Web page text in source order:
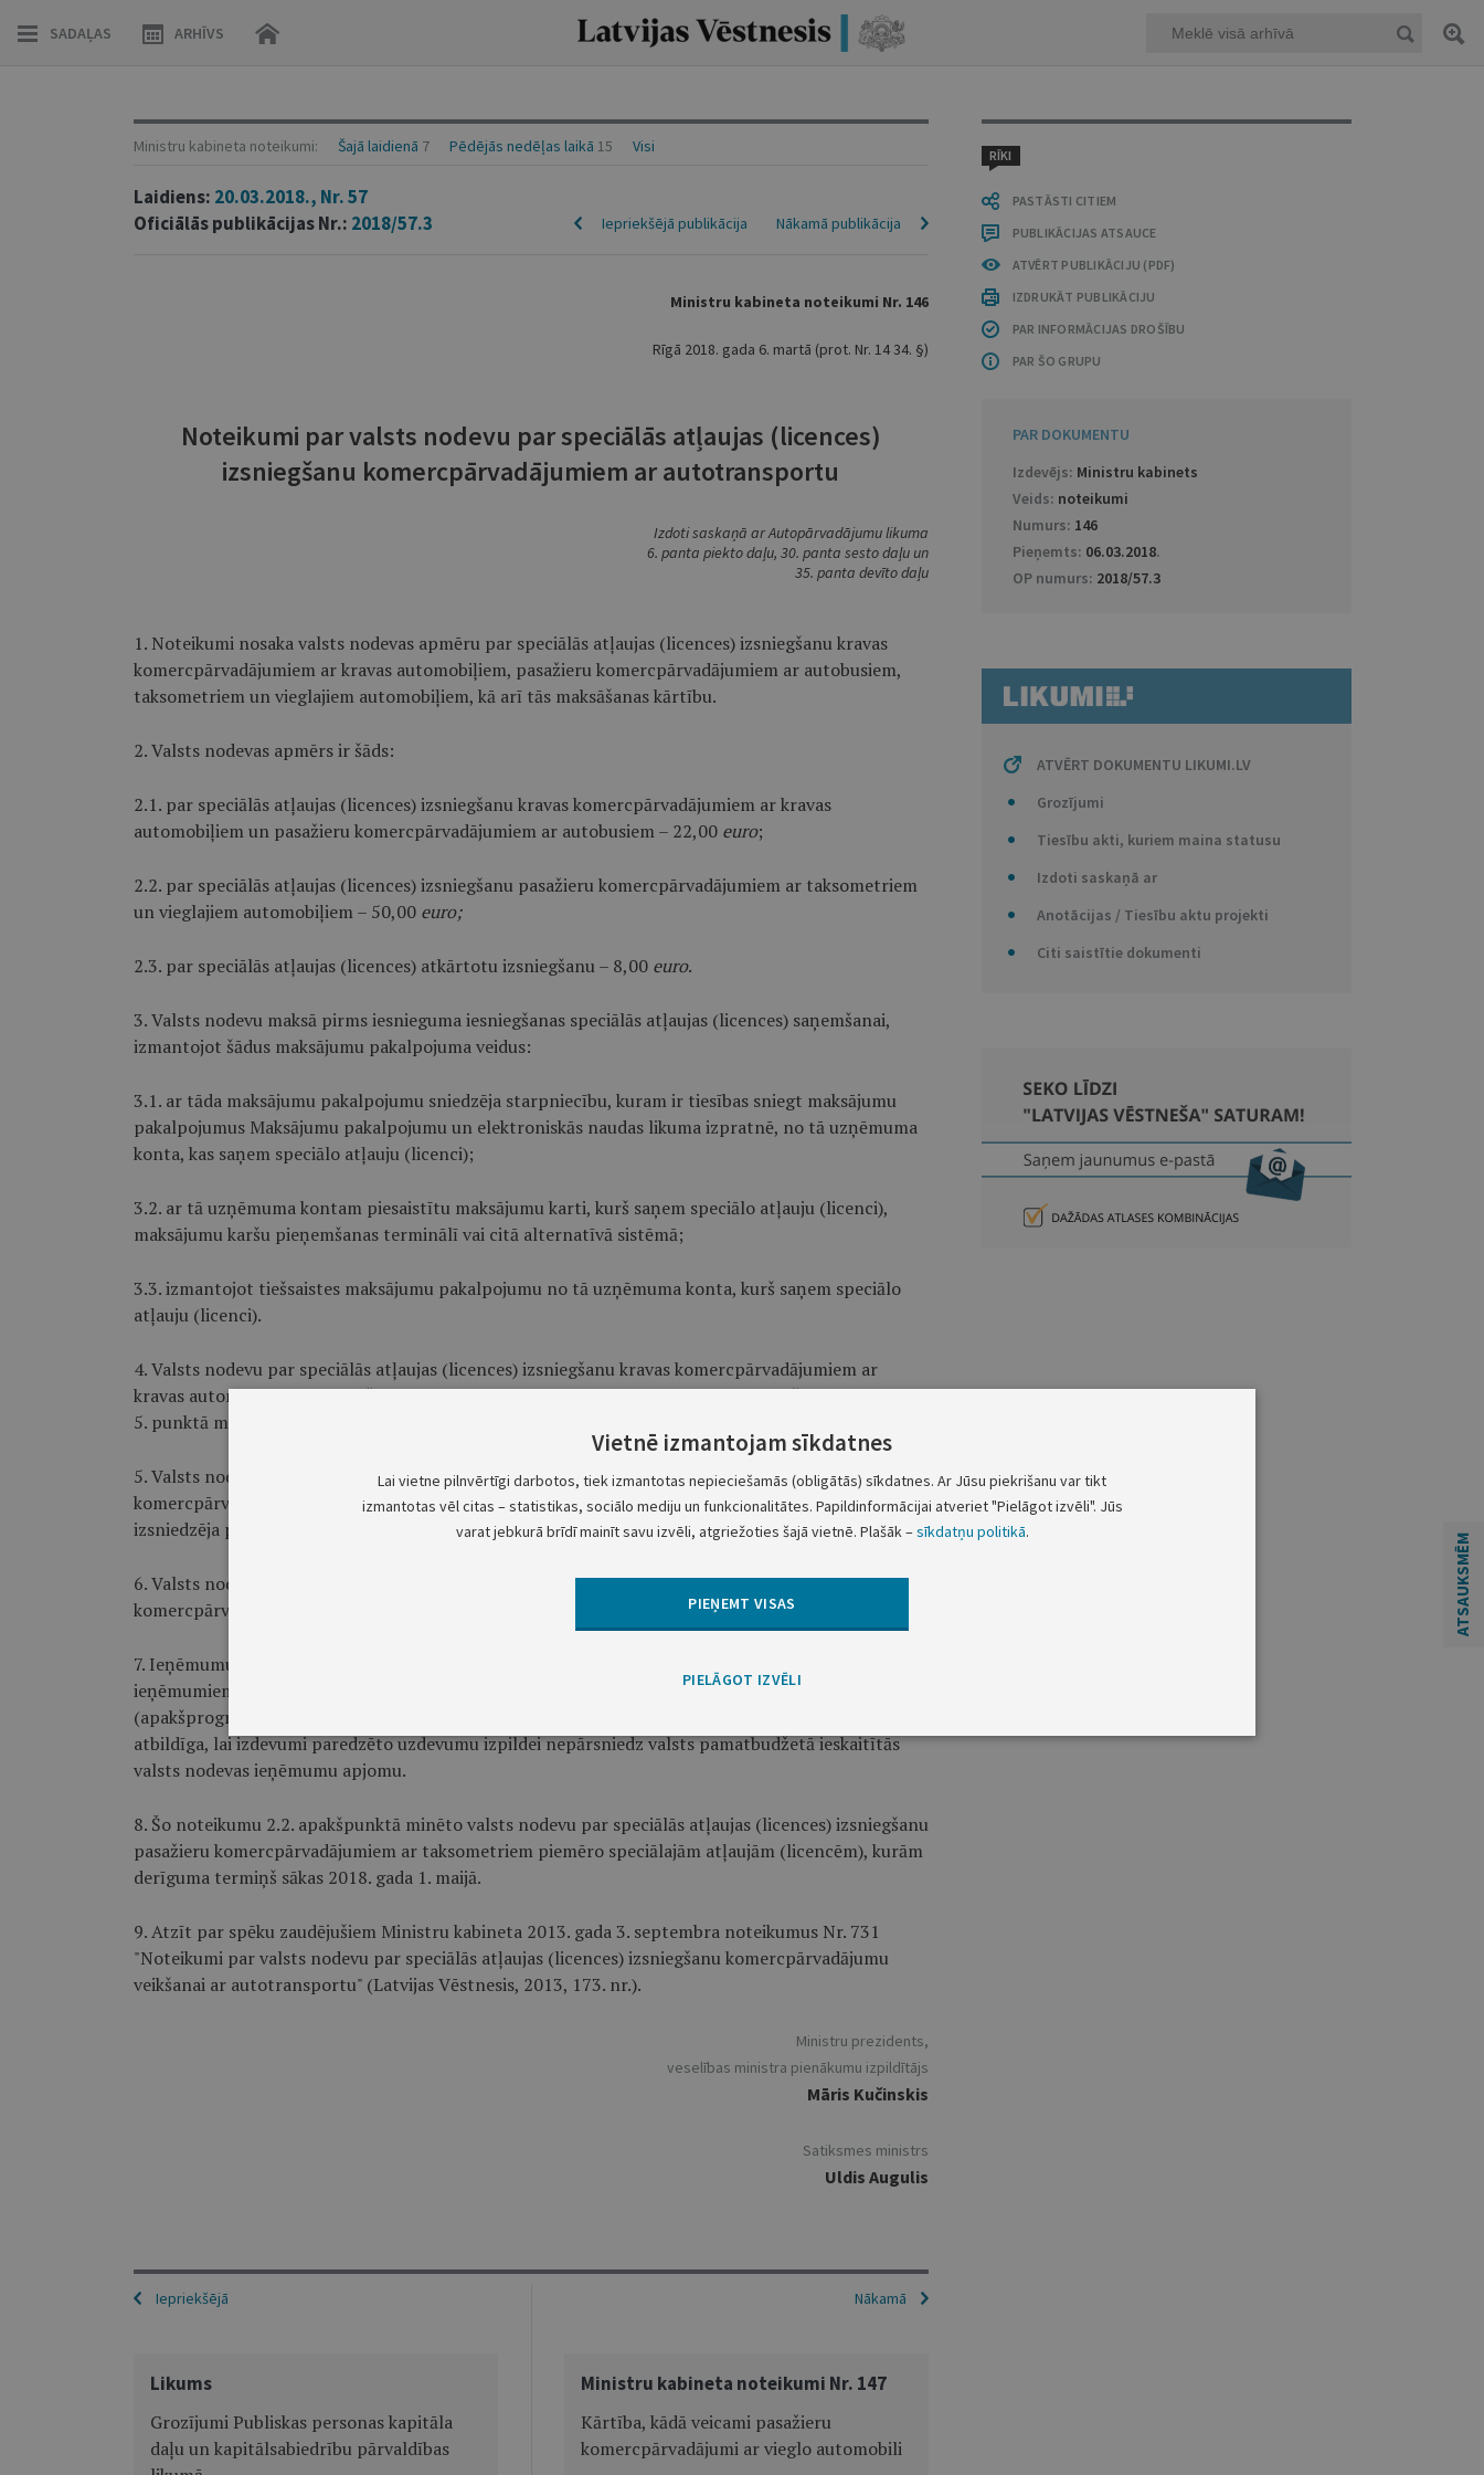
SADAĻAS ARHĪVS
RĪKI
PASTĀSTI CITIEM
PUBLIKĀCIJAS ATSAUCE
ATVĒRT PUBLIKĀCIJU (PDF)
IZDRUKĀT PUBLIKĀCIJU
PAR INFORMĀCIJAS DROŠĪBU
PAR ŠO GRUPU
PAR DOKUMENTU
Izdevējs: Ministru kabinets
Veids: noteikumi
Numurs: 146
Pieņemts: 06.03.2018.
OP numurs: 2018/57.3
ATVĒRT DOKUMENTU LIKUMI.LV
Grozījumi
Tiesību akti, kuriem maina statusu
Izdoti saskaņā ar
Anotācijas / Tiesību aktu projekti
Citi saistītie dokumenti
Ministru kabineta noteikumi: Šajā laidienā 7 Pēdējās nedēļas laikā 15 Visi
Laidiens: 20.03.2018., Nr. 57
Oficiālās publikācijas Nr.: 2018/57.3 Nākamā publikācija
Iepriekšējā publikācija
Ministru kabineta noteikumi Nr. 146
Rīgā 2018. gada 6. martā (prot. Nr. 14 34. §)
Noteikumi par valsts nodevu par speciālās atļaujas (licences)
izsniegšanu komercpārvadājumiem ar autotransportu
Izdoti saskaņā ar Autopārvadājumu likuma
6. panta piekto daļu, 30. panta sesto daļu un
35. panta devīto daļu
1. Noteikumi nosaka valsts nodevas apmēru par speciālās atļaujas (licences) izsniegšanu kravas
komercpārvadājumiem ar kravas automobiļiem, pasažieru komercpārvadājumiem ar autobusiem,
taksometriem un vieglajiem automobiļiem, kā arī tās maksāšanas kārtību.
2. Valsts nodevas apmērs ir šāds:
2.1. par speciālās atļaujas (licences) izsniegšanu kravas komercpārvadājumiem ar kravas
automobiļiem un pasažieru komercpārvadājumiem ar autobusiem – 22,00 euro;
2.2. par speciālās atļaujas (licences) izsniegšanu pasažieru komercpārvadājumiem ar taksometriem
un vieglajiem automobiļiem – 50,00 euro;
2.3. par speciālās atļaujas (licences) atkārtotu izsniegšanu – 8,00 euro.
3. Valsts nodevu maksā pirms iesnieguma iesniegšanas speciālās atļaujas (licences) saņemšanai,
izmantojot šādus maksājumu pakalpojuma veidus:
3.1. ar tāda maksājumu pakalpojumu sniedzēja starpniecību, kuram ir tiesības sniegt maksājumu
pakalpojumus Maksājumu pakalpojumu un elektroniskās naudas likuma izpratnē, no tā uzņēmuma
konta, kas saņem speciālo atļauju (licenci);
3.2. ar tā uzņēmuma kontam piesaistītu maksājumu karti, kurš saņem speciālo atļauju (licenci),
maksājumu karšu pieņemšanas terminālī vai citā alternatīvā sistēmā;
3.3. izmantojot tiešsaistes maksājumu pakalpojumu no tā uzņēmuma konta, kurš saņem speciālo
atļauju (licenci).
4. Valsts nodevu par speciālās atļaujas (licences) izsniegšanu kravas komercpārvadājumiem ar
kravas automobiļiem un pasažieru komercpārvadājumiem ar autobusiem (izņemot šo noteikumu
5. punktā minēto gadījumu) un vieglajiem automobiļiem ieskaita valsts pamatbudžetā.
5. Valsts nodevu par republikas pilsētas domes speciālās atļaujas (licences) izsniegšanu pasažieru
komercpārvadājumiem ar autobusiem un taksometriem ieskaita speciālās atļaujas (licences)
izsniedzēja pašvaldības budžetā.
6. Valsts nodevu par plānošanas reģiona speciālās atļaujas (licences) izsniegšanu pasažieru
komercpārvadājumiem ar taksometriem ieskaita valsts pamatbudžetā.
7. Ieņēmumus no šo noteikumu 6. punktā minētās valsts nodevas kā dotāciju no vispārējiem
ieņēmumiem un atbilstošus izdevumus plāno Satiksmes ministrijas attiecīgajā budžeta programmā
(apakšprogrammā) plānošanas reģioniem valsts deleģēto uzdevumu izpildei. Satiksmes ministrija ir
atbildīga, lai izdevumi paredzēto uzdevumu izpildei nepārsniedz valsts pamatbudžetā ieskaitītās
valsts nodevas ieņēmumu apjomu.
8. Šo noteikumu 2.2. apakšpunktā minēto valsts nodevu par speciālās atļaujas (licences) izsniegšanu
pasažieru komercpārvadājumiem ar taksometriem piemēro speciālajām atļaujām (licencēm), kurām
derīguma termiņš sākas 2018. gada 1. maijā.
9. Atzīt par spēku zaudējušiem Ministru kabineta 2013. gada 3. septembra noteikumus Nr. 731
"Noteikumi par valsts nodevu par speciālās atļaujas (licences) izsniegšanu komercpārvadājumu
veikšanai ar autotransportu" (Latvijas Vēstnesis, 2013, 173. nr.).
Ministru prezidents,
veselības ministra pienākumu izpildītājs
Māris Kučinskis
Satiksmes ministrs
Uldis Augulis
Iepriekšējā Nākamā
Likums
Grozījumi Publiskas personas kapitāla
daļu un kapitālsabiedrību pārvaldības
Ministru kabineta noteikumi Nr. 147
Kārtība, kādā veicami pasažieru
komercpārvadājumi ar vieglo automobili
ATSAUKSMĒM
Vietnē izmantojam sīkdatnes
Lai vietne pilnvērtīgi darbotos, tiek izmantotas nepieciešamās (obligātās) sīkdatnes. Ar Jūsu piekrišanu var tikt
izmantotas vēl citas – statistikas, sociālo mediju un funkcionalitātes. Papildinformācijai atveriet "Pielāgot izvēli". Jūs
varat jebkurā brīdī mainīt savu izvēli, atgriežoties šajā vietnē. Plašāk –sīkdatņu politikā.
PIEŅEMT VISAS
PIELĀGOT IZVĒLI